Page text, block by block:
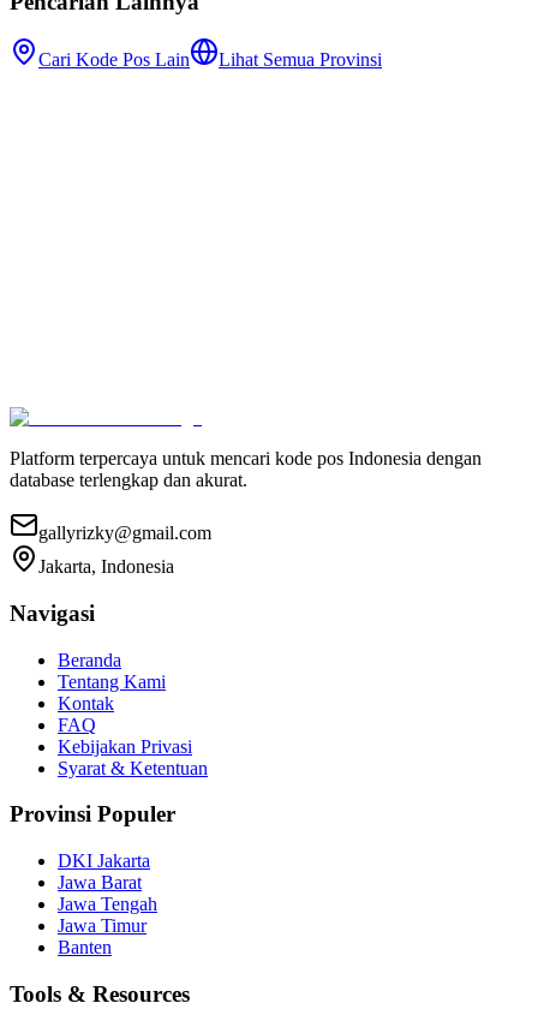
Cari Kode Pos Lain Lihat Semua Provinsi
Platform terpercaya untuk mencari kode pos Indonesia dengan
database terlengkap dan akurat.
gallyrizky@gmail.com
Jakarta, Indonesia
Navigasi
Beranda
Tentang Kami
Kontak
FAQ
Kebijakan Privasi
Syarat & Ketentuan
Provinsi Populer
DKI Jakarta
Jawa Barat
Jawa Tengah
Jawa Timur
Banten
Tools & Resources